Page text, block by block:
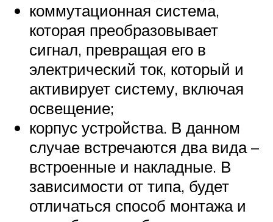
коммутационная система,
которая преобразовывает
сигнал, превращая его в
электрический ток, который и
активирует систему, включая
освещение;
корпус устройства. В данном
случае встречаются два вида –
встроенные и накладные. В
зависимости от типа, будет
отличаться способ монтажа и